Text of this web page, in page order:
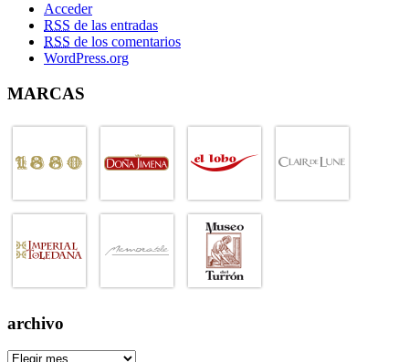
Acceder
RSS de las entradas
RSS de los comentarios
WordPress.org
MARCAS
archivo